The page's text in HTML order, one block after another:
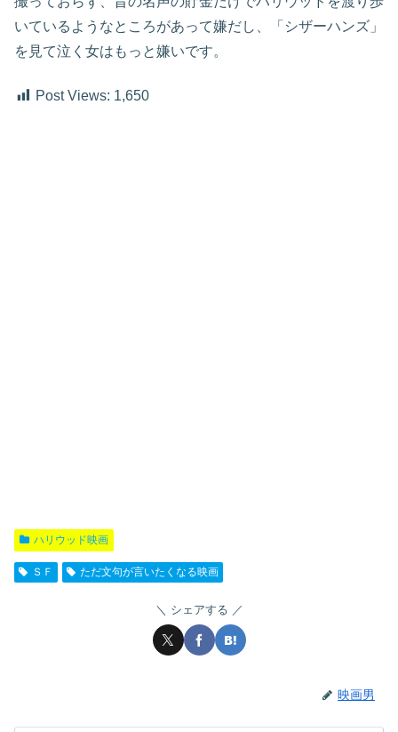
いているようなところがあって嫌だし、「シザーハンズ」
を見て泣く女はもっと嫌いです。
Post Views: 1,650
ハリウッド映画
ＳＦ ただ文句が言いたくなる映画
シェアする
映画男